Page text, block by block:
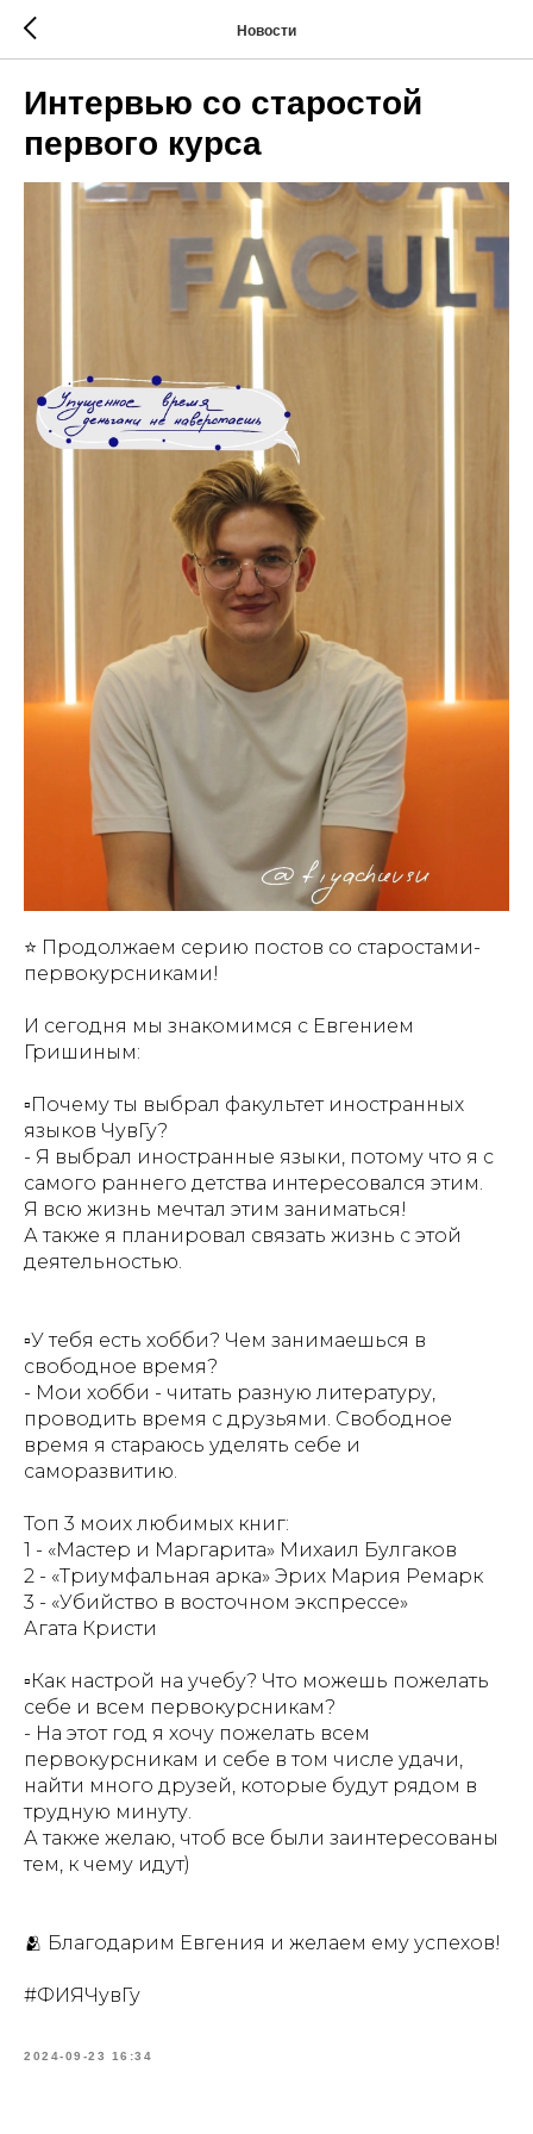
Новости
Интервью со старостой
первого курса
⭐ Продолжаем серию постов со старостами-
первокурсниками!
И сегодня мы знакомимся с Евгением
Гришиным:
▫Почему ты выбрал факультет иностранных
языков ЧувГу?
- Я выбрал иностранные языки, потому что я с
самого раннего детства интересовался этим.
Я всю жизнь мечтал этим заниматься!
А также я планировал связать жизнь с этой
деятельностью.
▫У тебя есть хобби? Чем занимаешься в
свободное время?
- Мои хобби - читать разную литературу,
проводить время с друзьями. Свободное
время я стараюсь уделять себе и
саморазвитию.
Топ 3 моих любимых книг:
1 - «Мастер и Маргарита» Михаил Булгаков
2 - «Триумфальная арка» Эрих Мария Ремарк
3 - «Убийство в восточном экспрессе»
Агата Кристи
▫Как настрой на учебу? Что можешь пожелать
себе и всем первокурсникам?
- На этот год я хочу пожелать всем
первокурсникам и себе в том числе удачи,
найти много друзей, которые будут рядом в
трудную минуту.
А также желаю, чтоб все были заинтересованы
тем, к чему идут)
🫂 Благодарим Евгения и желаем ему успехов!
#ФИЯЧувГу
2024-09-23 16:34